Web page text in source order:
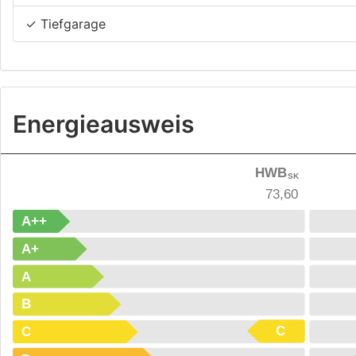
✓ Tiefgarage
Energieausweis
HWBSK
73,60
A++
A+
A
B
C
C